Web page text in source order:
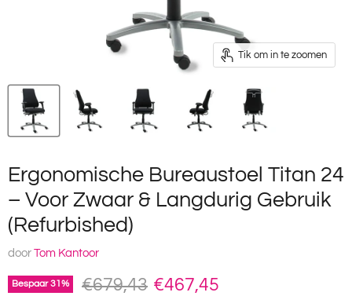
Tik om in te zoomen
Ergonomische Bureaustoel Titan 24
– Voor Zwaar & Langdurig Gebruik
(Refurbished)
door Tom Kantoor
Bespaar31 % Oorspronkelijke prijs
€679,43 Huidige prijs
€467,45